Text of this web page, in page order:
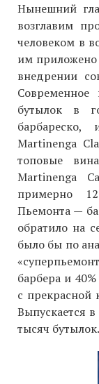
Нынешний
возглавим
человеком в
им
внедрении
Современное
бутылок в
Martinenga
топовые
Martinenga
примерно
Пьемонта —
обратило на
было бы по
барбера и
с прекрасной
Выпускается
тысяч бутылок.